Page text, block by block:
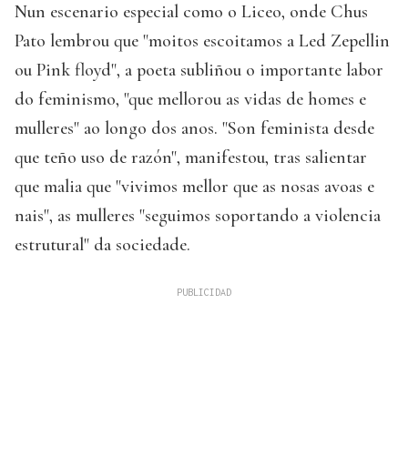
Nun escenario especial como o Liceo, onde Chus
Pato lembrou que "moitos escoitamos a Led Zepellin
ou Pink floyd", a poeta subliñou o importante labor
do feminismo, "que mellorou as vidas de homes e
mulleres" ao longo dos anos. "Son feminista desde
que teño uso de razón", manifestou, tras salientar
que malia que "vivimos mellor que as nosas avoas e
nais", as mulleres "seguimos soportando a violencia
estrutural" da sociedade.